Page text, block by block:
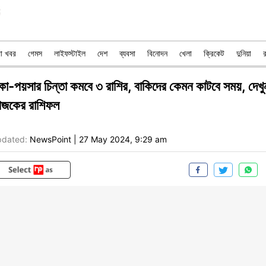
খবর গেমস লাইফস্টাইল দেশ ব্যবসা বিনোদন খেলা ক্রিকেট দুনিয়া
পয়সার চিন্তা কমবে ৩ রাশির, বাকিদের কেমন কাটবে সময়,
রাশিফল
NewsPoint 27 May 2024, 9:29 am